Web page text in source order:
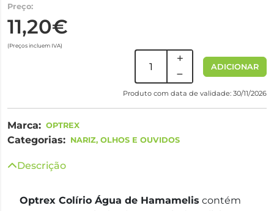
Preço:
11,20€
(Preços incluem IVA)
ADICIONAR
Produto com data de validade: 30/11/2026
Marca: OPTREX
Categorias: NARIZ, OLHOS E OUVIDOS
Descrição
Optrex Colírio Água de Hamamelis contém